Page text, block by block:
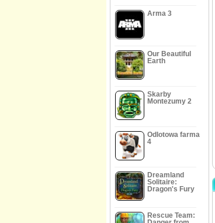
Arma 3
Our Beautiful
Earth
Skarby
Montezumy 2
Odlotowa farma
4
Dreamland
Solitaire:
Dragon's Fury
Rescue Team: